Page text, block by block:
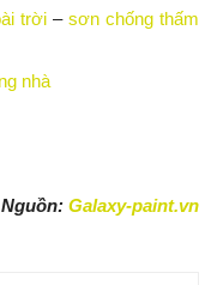
trời – sơn chống thấm
nhà
Nguồn: Galaxy-paint.vn